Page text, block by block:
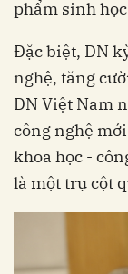
phẩm sinh
Đặc biệt, DN
nghệ, tăng
DN Việt Nam
công nghệ
khoa học -
là một trụ cột